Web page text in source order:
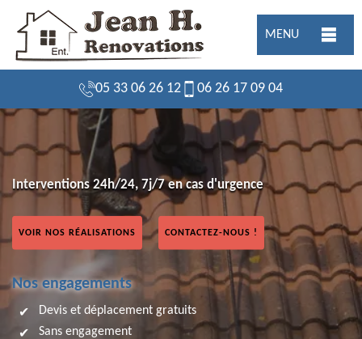
MENU
05 33 06 26 12 06 26 17 09 04
Interventions 24h/24, 7j/7 en cas d'urgence
VOIR NOS RÉALISATIONS CONTACTEZ-NOUS !
Nos engagements
Devis et déplacement gratuits
Sans engagement